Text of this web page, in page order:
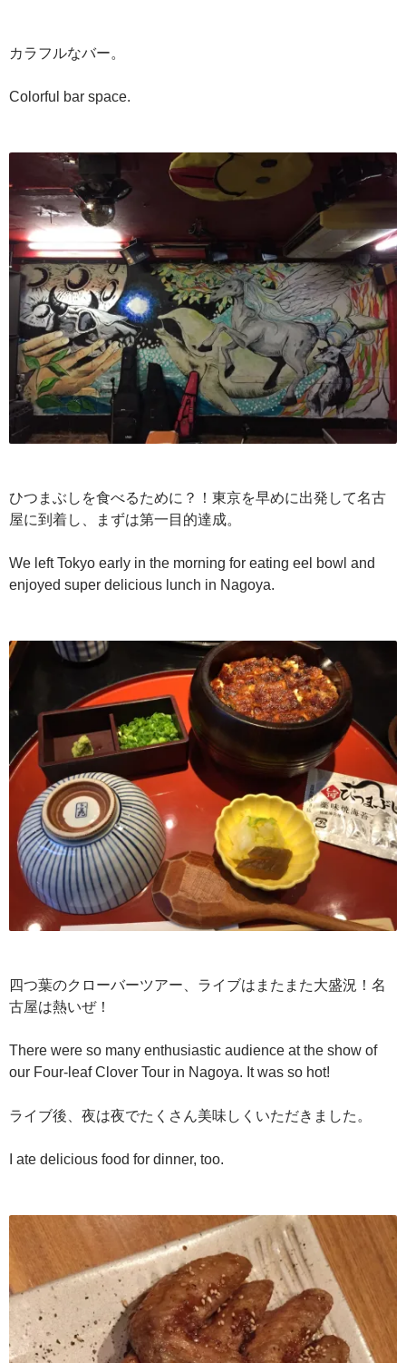
カラフルなバー。
Colorful bar space.
ひつまぶしを食べるために？！東京を早めに出発して名古
屋に到着し、まずは第一目的達成。
We left Tokyo early in the morning for eating eel bowl and
enjoyed super delicious lunch in Nagoya.
四つ葉のクローバーツアー、ライブはまたまた大盛況！名
古屋は熱いぜ！
There were so many enthusiastic audience at the show of
our Four-leaf Clover Tour in Nagoya. It was so hot!
ライブ後、夜は夜でたくさん美味しくいただきました。
I ate delicious food for dinner, too.